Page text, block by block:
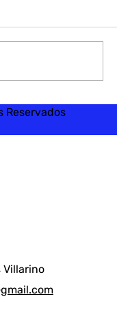
Villarino